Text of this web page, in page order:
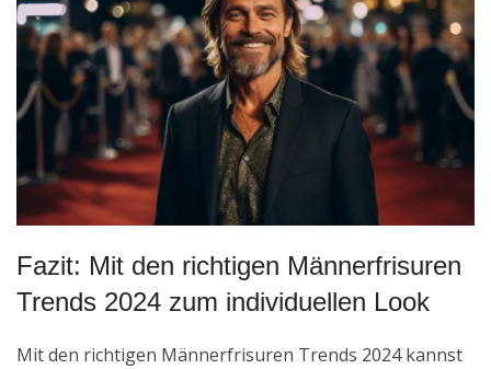
Fazit: Mit den richtigen Männerfrisuren
Trends 2024 zum individuellen Look
Mit den richtigen Männerfrisuren Trends 2024 kannst